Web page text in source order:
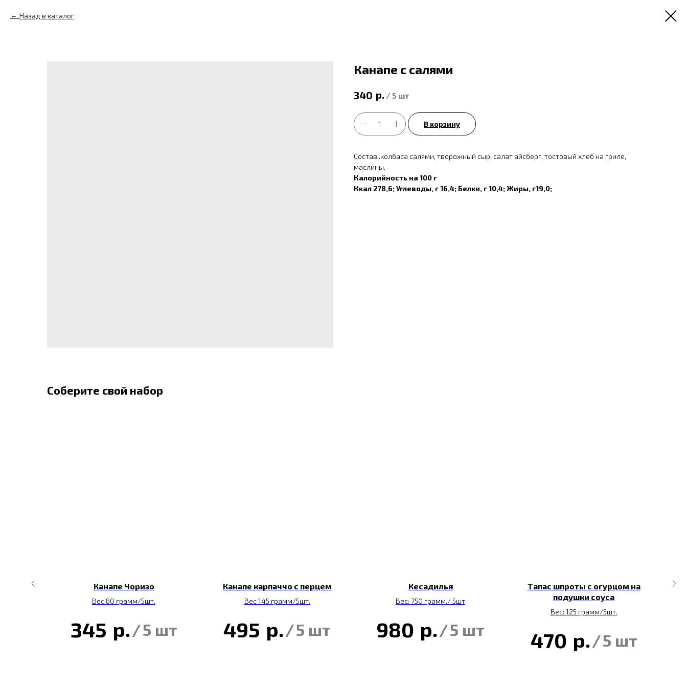
Назад в каталог
Канапе с салями
340 р. / 5 шт
В корзину
Состав:.колбаса салями, творожный сыр, салат айсберг, тостовый хлеб на гриле,
маслины.
Калорийность на 100 г
Ккал 278,6; Углеводы, г 16,4; Белки, г 10,4; Жиры, г19,0;
Соберите свой набор
Канапе Чоризо
Вес 80 грамм/5шт.
345 р./5 шт
Канапе карпаччо с перцем
Вес 145 грамм/5шт.
495 р./5 шт
Кесадилья
Вес: 750 грамм./ 5шт
980 р./5 шт
Тапас шпроты с огурцом на
подушки соуса
Вес: 125 грамм/5шт.
470 р./5 шт